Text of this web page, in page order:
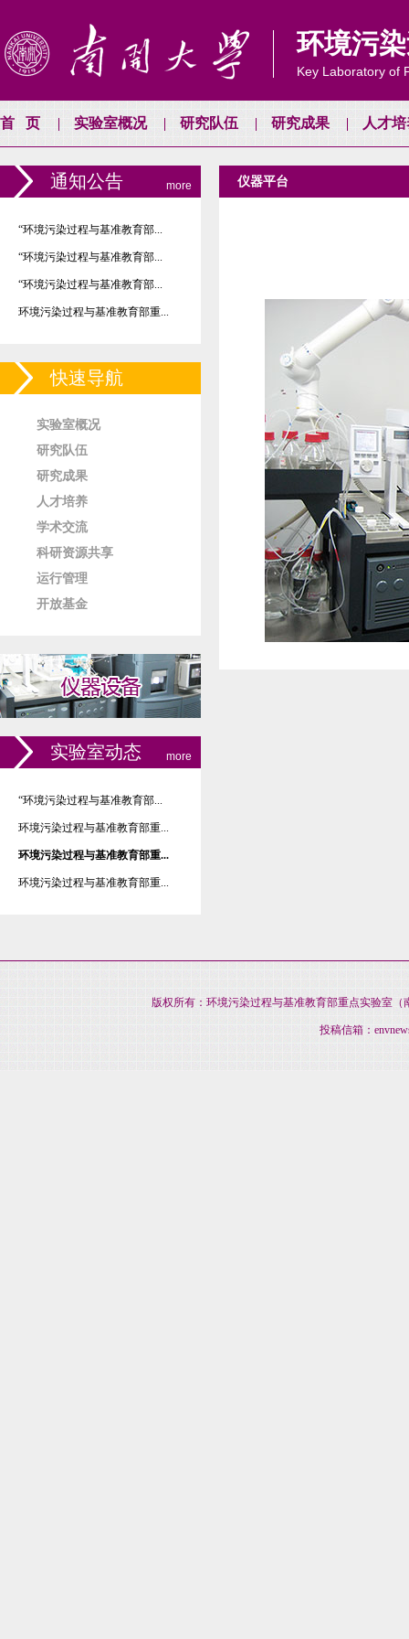
环境污
Key Laboratory of
首页 实验室概况 研究队伍 研究成果 人才
通知公告 more
“环境污染过程与基准教育部...
“环境污染过程与基准教育部...
“环境污染过程与基准教育部...
环境污染过程与基准教育部重...
快速导航
实验室概况
研究队伍
研究成果
人才培养
学术交流
科研资源共享
运行管理
开放基金
实验室动态 more
“环境污染过程与基准教育部...
环境污染过程与基准教育部重...
环境污染过程与基准教育部重...
环境污染过程与基准教育部重...
仪器平台
版权所有：环境污染过程与基准教育部重点实验室（
投稿信箱：